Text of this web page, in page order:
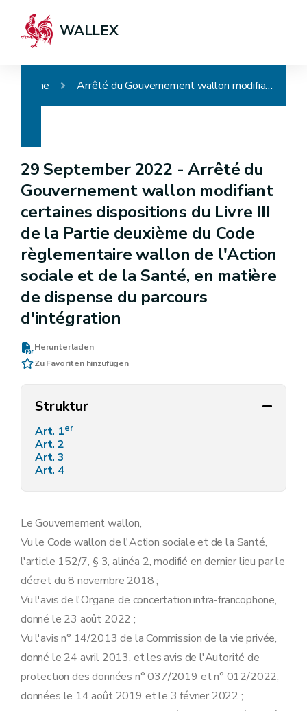
WALLEX
Home Arrêté du Gouvernement wallon modifiant certaines dispositions du Livre III de la Partie deuxième du Code règlementaire wallon de l'Action sociale et de la Santé, en matière de dispense du parcours d'intégration
29 September 2022 -Arrêté du
Gouvernement wallon modifiant
certaines dispositions du Livre III
de la Partie deuxième du Code
règlementaire wallon de l'Action
sociale et de la Santé, en matière
de dispense du parcours
d'intégration
Herunterladen
Zu Favoriten hinzufügen
Struktur
Art. 1er
Art. 2
Art. 3
Art. 4
Le Gouvernement wallon,
Vu le Code wallon de l'Action sociale et de la Santé,
l'article 152/7, § 3, alinéa 2, modifié en dernier lieu par le
décret du 8 novembre 2018 ;
Vu l'avis de l'Organe de concertation intra-francophone,
donné le 23 août 2022 ;
Vu l'avis n° 14/2013 de la Commission de la vie privée,
donné le 24 avril 2013, et les avis de l'Autorité de
protection des données n° 037/2019 et n° 012/2022,
données le 14 août 2019 et le 3 février 2022 ;